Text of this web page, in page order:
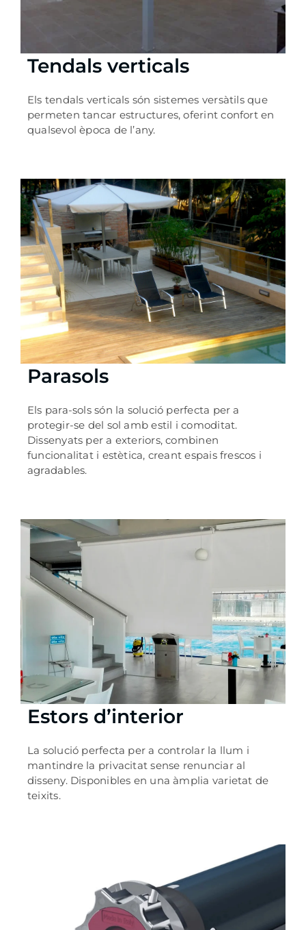
Tendals verticals
Els tendals verticals són sistemes versàtils que
permeten tancar estructures, oferint confort en
qualsevol època de l’any.
Parasols
Els para-sols són la solució perfecta per a
protegir-se del sol amb estil i comoditat.
Dissenyats per a exteriors, combinen
funcionalitat i estètica, creant espais frescos i
agradables.
Estors d’interior
La solució perfecta per a controlar la llum i
mantindre la privacitat sense renunciar al
disseny. Disponibles en una àmplia varietat de
teixits.